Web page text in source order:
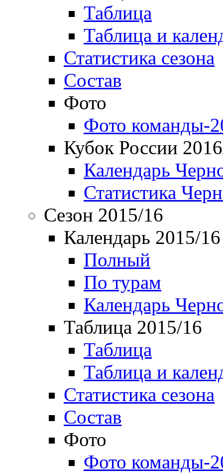
Таблица
Таблица и
Статистика сезона
Состав
Фото
Фото команды-
Кубок России
Календарь
Статистика
Сезон 2015/16
Календарь 2015/16
Полный
По турам
Календарь
Таблица 2015/16
Таблица
Таблица и
Статистика сезона
Состав
Фото
Фото команды-